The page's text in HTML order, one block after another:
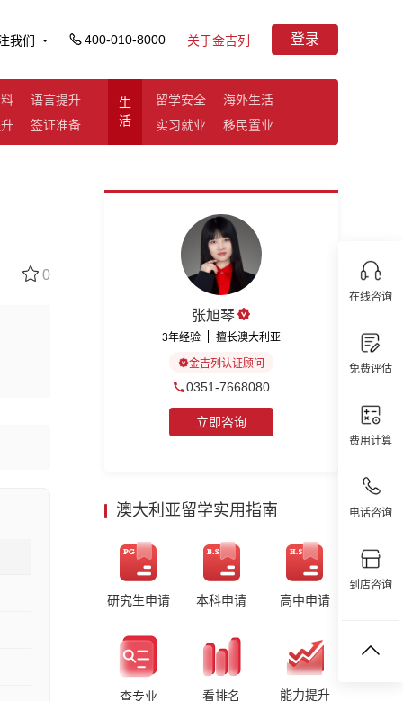
我们 400-010-8000 关于金吉列 登录
语言提升
签证准备
生
活
留学安全
海外生活
实习就业
移民置业
在线咨询
免费评估
费用计算
电话咨询
到店咨询
0
张旭琴
3年经验 擅长澳大利亚
金吉列认证顾问
0351-7668080
立即咨询
澳大利亚留学实用指南
研究生申请 本科申请 高中申请
查专业 看排名 能力提升